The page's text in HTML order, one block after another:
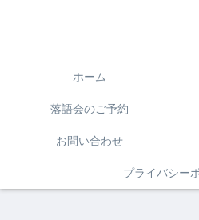
ホーム
落語会のご予約
お問い合わせ
プライバシー